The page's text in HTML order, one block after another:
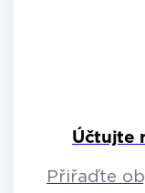
Účtujte
Přiřaďte